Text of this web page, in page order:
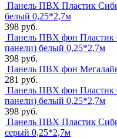
Панель ПВХ Пластик
белый 0,25*2,7м
398 руб.
Панель ПВХ фон Пластик
панели) белый 0,25*2,7м
398 руб.
Панель ПВХ фон
281 руб.
Панель ПВХ фон Пластик
панели) белый 0,25*2,7м
398 руб.
Панель ПВХ Пластик
серый 0,25*2,7м